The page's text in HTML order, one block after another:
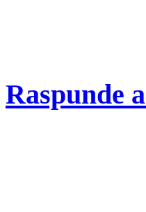
Raspunde